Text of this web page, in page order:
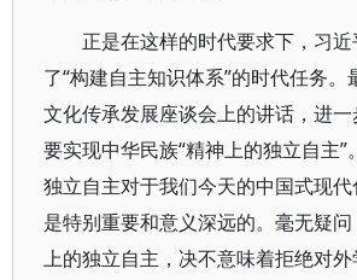
正是在这样的时代要求下，习
了“构建自主知识体系”的时代任务。
文化传承发展座谈会上的讲话，进一
要实现中华民族“精神上的独立自主”
独立自主对于我们今天的中国式现代
是特别重要和意义深远的。毫无疑
上的独立自主，决不意味着拒绝对